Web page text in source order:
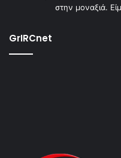
στην μοναξιά.
GrIRCnet